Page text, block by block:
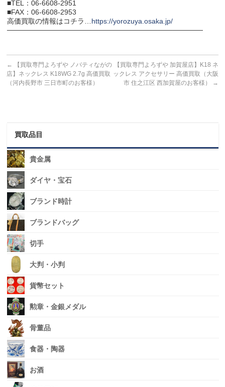
■TEL：06-6608-2951
■FAX：06-6608-2953
高価買取の情報はコチラ… https://yorozuya.osaka.jp/
───────────────────────────────────────
←
【買取専門よろずや ノバティながの
店】ネックレス K18WG 2.7g 高価買取
（河内長野市 三日市町のお客様）
【買取専門よろずや 加賀屋店】K18 ネ
ックレス アクセサリー 高価買取（大阪
市 住之江区 西加賀屋のお客様）
→
買取品目
貴金属
ダイヤ・宝石
ブランド時計
ブランドバッグ
切手
大判・小判
貨幣セット
勲章・金銀メダル
骨董品
食器・陶器
お酒